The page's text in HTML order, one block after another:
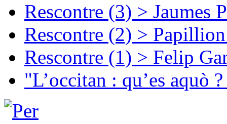
Rescontre (3) > Jaumes
Rescontre (2) >
Rescontre (1) > Felip
"L’occitan : qu’es aquò